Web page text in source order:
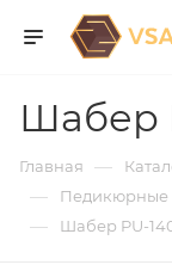
Шабер
Главная —
— Педикюрные
— Шабер PU-